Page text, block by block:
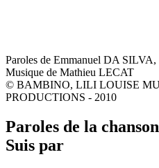
Paroles de Emmanuel DA
Musique de Mathieu LECAT
© BAMBINO, LILI LOUISE
PRODUCTIONS - 2010
Paroles de la
Suis par